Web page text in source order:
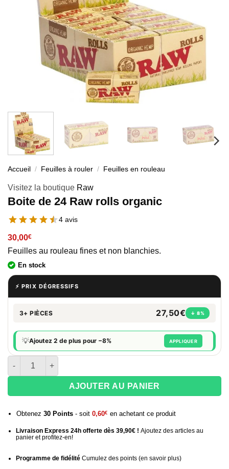
Accueil / Feuilles à rouler / Feuilles en rouleau
Visitez la boutique Raw
Boite de 24 Raw rolls organic
4 avis
30,00€
Feuilles au rouleau fines et non blanchies.
En stock
⚡ PRIX DÉGRESSIFS
3+ PIÈCES 27,50€ ↓ 8%
💡Ajoutez 2 de plus pour −8% APPLIQUER
quantité de Boite de 24 Raw rolls organic
AJOUTER AU PANIER
Obtenez 30Points- soit 0,60€ en achetant ce produit
Livraison Express 24h offerte dès 39,90€ ! Ajoutez des articles au
panier et profitez-en!
Programme de fidélitéCumulez des points (en savoir plus)